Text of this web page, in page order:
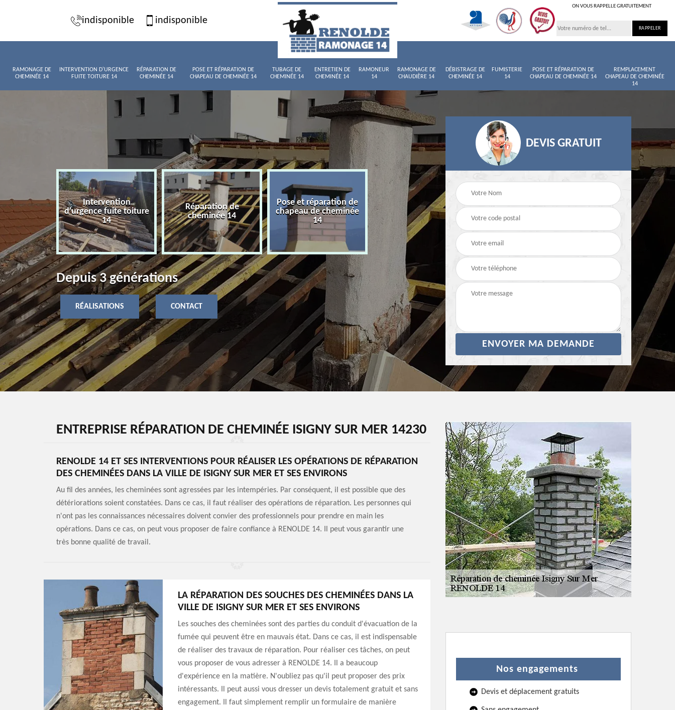
indisponible indisponible
ON VOUS RAPPELLE GRATUITEMENT
RAMONAGE DE
CHEMINÉE 14
INTERVENTION D'URGENCE
FUITE TOITURE 14
RÉPARATION DE
CHEMINÉE 14
POSE ET RÉPARATION DE
CHAPEAU DE CHEMINÉE 14
TUBAGE DE
CHEMINÉE 14
ENTRETIEN DE
CHEMINÉE 14
RAMONEUR
14
RAMONAGE DE
CHAUDIÈRE 14
DÉBISTRAGE DE
CHEMINÉE 14
FUMISTERIE
14
POSE ET RÉPARATION DE
CHAPEAU DE CHEMINÉE 14
REMPLACEMENT
CHAPEAU DE CHEMINÉE
14
de
14
Intervention
d'urgence fuite toiture
14
Réparation de
cheminée 14
Pose et réparation de
chapeau de cheminée
14
Tubage de cheminée
14
Entretien de cheminée
Ramoneur 14
Depuis 3 générations
RÉALISATIONS CONTACT
DEVIS GRATUIT
ENTREPRISE RÉPARATION DE CHEMINÉE ISIGNY SUR MER 14230
RENOLDE 14 ET SES INTERVENTIONS POUR RÉALISER LES OPÉRATIONS DE RÉPARATION
DES CHEMINÉES DANS LA VILLE DE ISIGNY SUR MER ET SES ENVIRONS
Au fil des années, les cheminées sont agressées par les intempéries. Par conséquent, il est possible que des
détériorations soient constatées. Dans ce cas, il faut réaliser des opérations de réparation. Les personnes qui
n'ont pas les connaissances nécessaires doivent convier des professionnels pour prendre en main les
opérations. Dans ce cas, on peut vous proposer de faire confiance à RENOLDE 14. Il peut vous garantir une
très bonne qualité de travail.
LA RÉPARATION DES SOUCHES DES CHEMINÉES DANS LA
VILLE DE ISIGNY SUR MER ET SES ENVIRONS
Les souches des cheminées sont des parties du conduit d'évacuation de la
fumée qui peuvent être en mauvais état. Dans ce cas, il est indispensable
de réaliser des travaux de réparation. Pour réaliser ces tâches, on peut
vous proposer de vous adresser à RENOLDE 14. Il a beaucoup
d'expérience en la matière. N'oubliez pas qu'il peut proposer des prix
intéressants. Il peut aussi vous dresser un devis totalement gratuit et sans
engagement. Il faut simplement remplir un formulaire de manière
Nos engagements
Devis et déplacement gratuits